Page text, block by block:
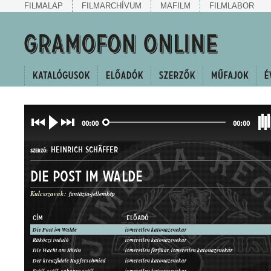
FILMALAP FILMARCHÍVUM MAFILM FILMLABOR
00:00 00:00
SZERZŐ: HEINRICH SCHÄFFER
MŰFAJ: JELLEMKÉP
Die Post im Walde
Kulcsszavak: fantázia-jellemkép
CÍM ELŐADÓ
Die Post im Walde
ismeretlen katonazenekar
Rákóczi induló
ismeretlen katonazenekar
Die Wacht am Rhein
ismeretlen férfikar, ismeretlen katonazenekar
Der kreuzfidele Kupferschmied
ismeretlen katonazenekar